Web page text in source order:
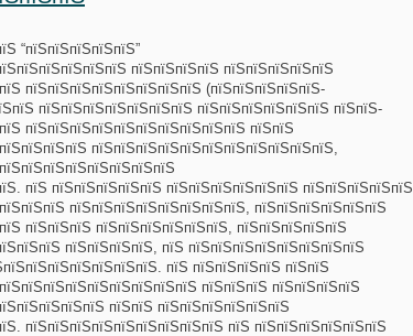
“пїЅпїЅпїЅпїЅпїЅ”
пїЅпїЅпїЅпїЅ пїЅпїЅпїЅпїЅпїЅ
пїЅпїЅпїЅпїЅпїЅпїЅпїЅпїЅ (пїЅпїЅпїЅпїЅпїЅ-
пїЅпїЅпїЅпїЅпїЅпїЅпїЅ пїЅпїЅпїЅпїЅпїЅпїЅ пїЅпїЅ-
пїЅпїЅпїЅпїЅпїЅпїЅпїЅпїЅпїЅпїЅ пїЅпїЅ
пїЅпїЅпїЅпїЅпїЅпїЅпїЅпїЅпїЅпїЅпїЅ,
пїЅ пїЅпїЅпїЅпїЅпїЅ пїЅпїЅпїЅпїЅпїЅпїЅ пїЅпїЅпїЅпїЅпїЅ
пїЅпїЅпїЅпїЅпїЅпїЅпїЅпїЅ, пїЅпїЅпїЅпїЅпїЅпїЅ
пїЅпїЅпїЅ пїЅпїЅпїЅпїЅпїЅпїЅ, пїЅпїЅпїЅпїЅпїЅ
пїЅпїЅпїЅпїЅ, пїЅ пїЅпїЅпїЅпїЅпїЅпїЅпїЅпїЅ
пїЅ пїЅпїЅпїЅпїЅ пїЅпїЅ
пїЅпїЅпїЅ пїЅпїЅпїЅпїЅ
пїЅпїЅ пїЅпїЅпїЅпїЅпїЅпїЅ
пїЅпїЅпїЅпїЅпїЅпїЅпїЅпїЅпїЅ пїЅ пїЅпїЅпїЅпїЅпїЅпїЅ